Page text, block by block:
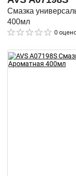
Смазка
400мл
0